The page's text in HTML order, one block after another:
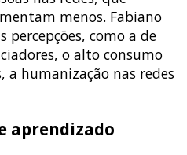
menos. Fabiano
como a de
o alto consumo
a humanização nas redes
aprendizado